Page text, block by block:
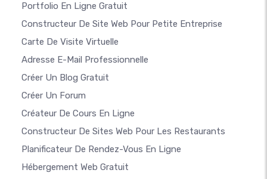
Portfolio En Ligne Gratuit
Constructeur De Site Web Pour Petite Entreprise
Carte De Visite Virtuelle
Adresse E-Mail Professionnelle
Créer Un Blog Gratuit
Créer Un Forum
Créateur De Cours En Ligne
Constructeur De Sites Web Pour Les Restaurants
Planificateur De Rendez-Vous En Ligne
Hébergement Web Gratuit